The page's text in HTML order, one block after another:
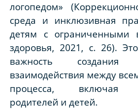
логопедом»
среда и инклюзивная
детям с ограниченными
здоровья, 2021, с. 26).
важность создания
взаимодействия между
процесса, включая
родителей и детей.